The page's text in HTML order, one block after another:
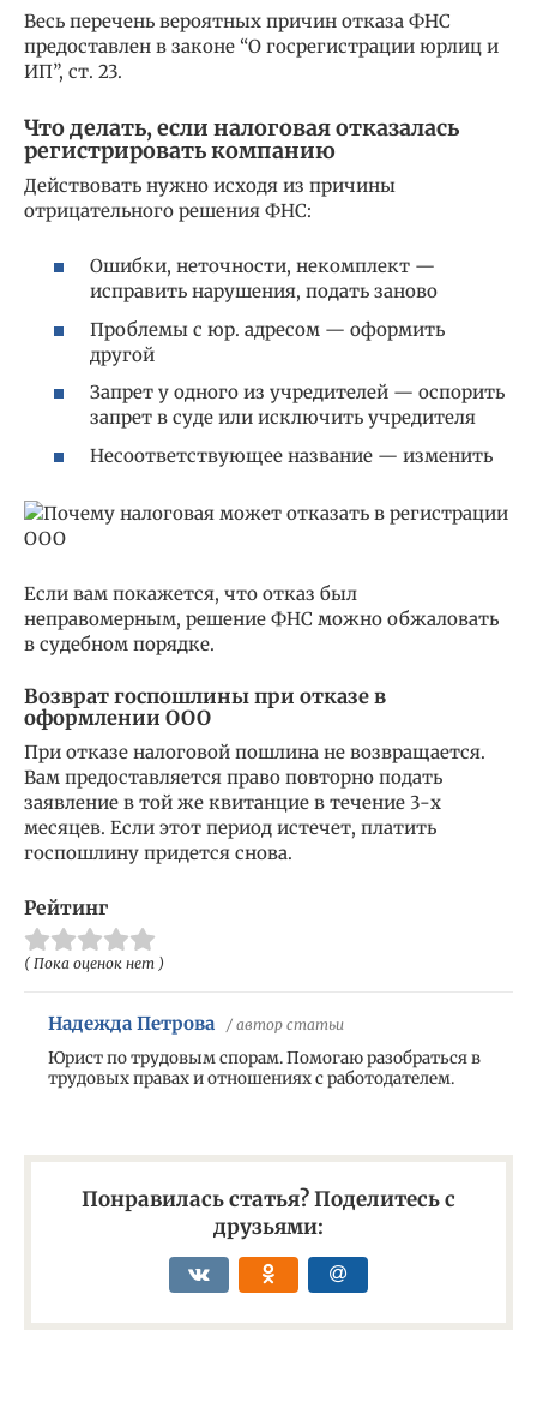
Весь перечень вероятных причин отказа ФНС
предоставлен в законе “О госрегистрации юрлиц и
ИП”, ст. 23.
Что делать, если налоговая отказалась
регистрировать компанию
Действовать нужно исходя из причины
отрицательного решения ФНС:
Ошибки, неточности, некомплект —
исправить нарушения, подать заново
Проблемы с юр. адресом — оформить
другой
Запрет у одного из учредителей — оспорить
запрет в суде или исключить учредителя
Несоответствующее название — изменить
Если вам покажется, что отказ был
неправомерным, решение ФНС можно обжаловать
в судебном порядке.
Возврат госпошлины при отказе в
оформлении ООО
При отказе налоговой пошлина не возвращается.
Вам предоставляется право повторно подать
заявление в той же квитанцие в течение 3-х
месяцев. Если этот период истечет, платить
госпошлину придется снова.
Рейтинг
( Пока оценок нет )
Надежда Петрова / автор статьи
Юрист по трудовым спорам. Помогаю разобраться в
трудовых правах и отношениях с работодателем.
Понравилась статья? Поделитесь с
друзьями: